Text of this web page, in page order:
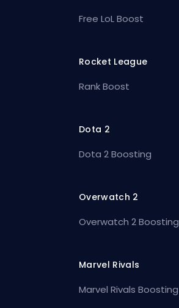
Free LoL Boost
Rocket League
Rank Boost
Dota 2
Dota 2 Boosting
Overwatch 2
Overwatch 2 Boosting
Marvel Rivals
Marvel Rivals Boosting